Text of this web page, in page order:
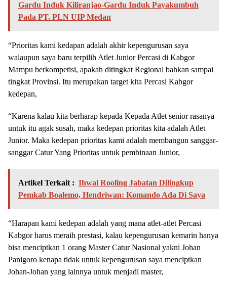
Gardu Induk Kiliranjao-Gardu Induk Payakumbuh
Pada PT. PLN UIP Medan
“Prioritas kami kedapan adalah akhir kepengurusan saya
walaupun saya baru terpilih Atlet Junior Percasi di Kabgor
Mampu berkompetisi, apakah ditingkat Regional bahkan sampai
tingkat Provinsi. Itu merupakan target kita Percasi Kabgor
kedepan,
“Karena kalau kita berharap kepada Kepada Atlet senior rasanya
untuk itu agak susah, maka kedepan prioritas kita adalah Atlet
Junior. Maka kedepan prioritas kami adalah membangun sanggar-
sanggar Catur Yang Prioritas untuk pembinaan Junior,
Artikel Terkait : Ihwal Rooling Jabatan Dilingkup
Pemkab Boalemo, Hendriwan: Komando Ada Di Saya
“Harapan kami kedepan adalah yang mana atlet-atlet Percasi
Kabgor harus meraih prestasi, kalau kepengurusan kemarin hanya
bisa menciptkan 1 orang Master Catur Nasional yakni Johan
Panigoro kenapa tidak untuk kepengurusan saya menciptkan
Johan-Johan yang lainnya untuk menjadi master,